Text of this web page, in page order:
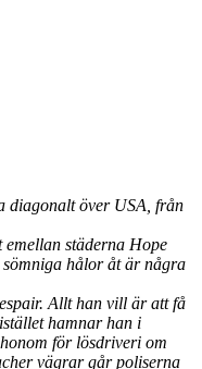
diagonalt över USA, från
städerna Hope
sömniga hålor åt är några
Allt han vill är att få
hamnar han i
för lösdriveri om
vägrar går poliserna